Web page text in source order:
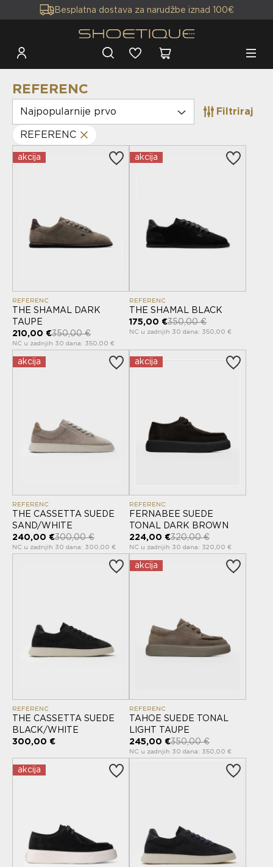
Besplatna dostava za narudžbe iznad 100€
REFERENC
Najpopularnije prvo
Filtriraj
REFERENC
akcija
REFERENC
THE SHAMAL DARK
TAUPE
210,00 €350,00 €
NC u zadnjih 30 dana: 350,00 €
akcija
REFERENC
THE SHAMAL BLACK
175,00 €350,00 €
NC u zadnjih 30 dana: 350,00 €
akcija
REFERENC
THE CASSETTA SUEDE
SAND/WHITE
240,00 €300,00 €
NC u zadnjih 30 dana: 300,00 €
akcija
REFERENC
FERNABEE SUEDE
TONAL DARK BROWN
224,00 €320,00 €
NC u zadnjih 30 dana: 320,00 €
REFERENC
THE CASSETTA SUEDE
BLACK/WHITE
300,00 €
akcija
REFERENC
TAHOE SUEDE TONAL
LIGHT TAUPE
245,00 €350,00 €
NC u zadnjih 30 dana: 350,00 €
akcija